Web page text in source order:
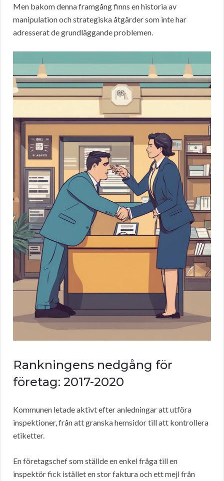
Men bakom denna framgång finns en historia av
manipulation och strategiska åtgärder som inte har
adresserat de grundläggande problemen.
Rankningens nedgång för
företag: 2017-2020
Kommunen letade aktivt efter anledningar att utföra
inspektioner, från att granska hemsidor till att kontrollera
etiketter.
En företagschef som ställde en enkel fråga till en
inspektör fick istället en stor faktura och ett mejl från